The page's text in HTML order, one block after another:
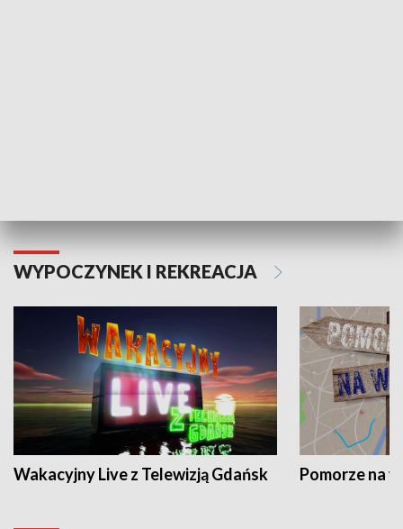
WYPOCZYNEK I REKREACJA
Wakacyjny Live z Telewizją Gdańsk Pomorze na